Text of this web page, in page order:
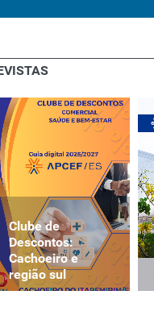
Clube de
Descontos:
Cachoeiro e
região sul